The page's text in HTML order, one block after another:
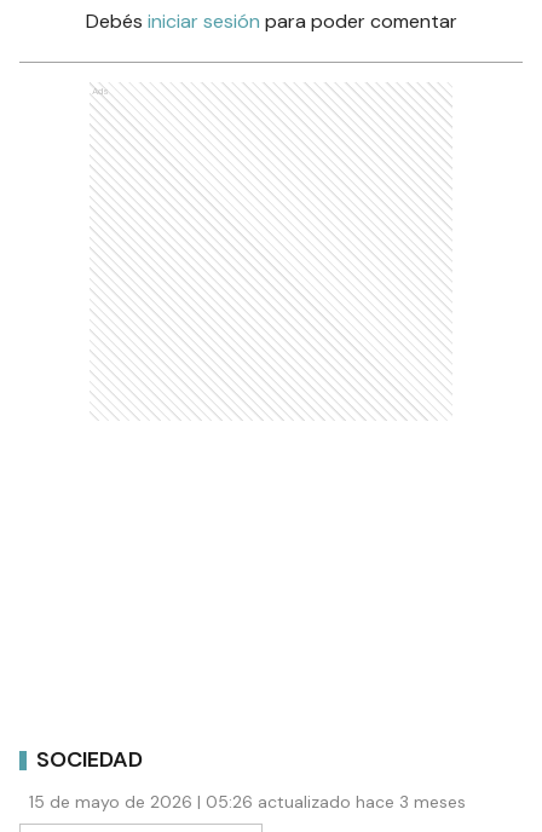
Debés iniciar sesión para poder comentar
Ads
SOCIEDAD
15 de mayo de 2026 | 05:26 actualizado hace 3 meses